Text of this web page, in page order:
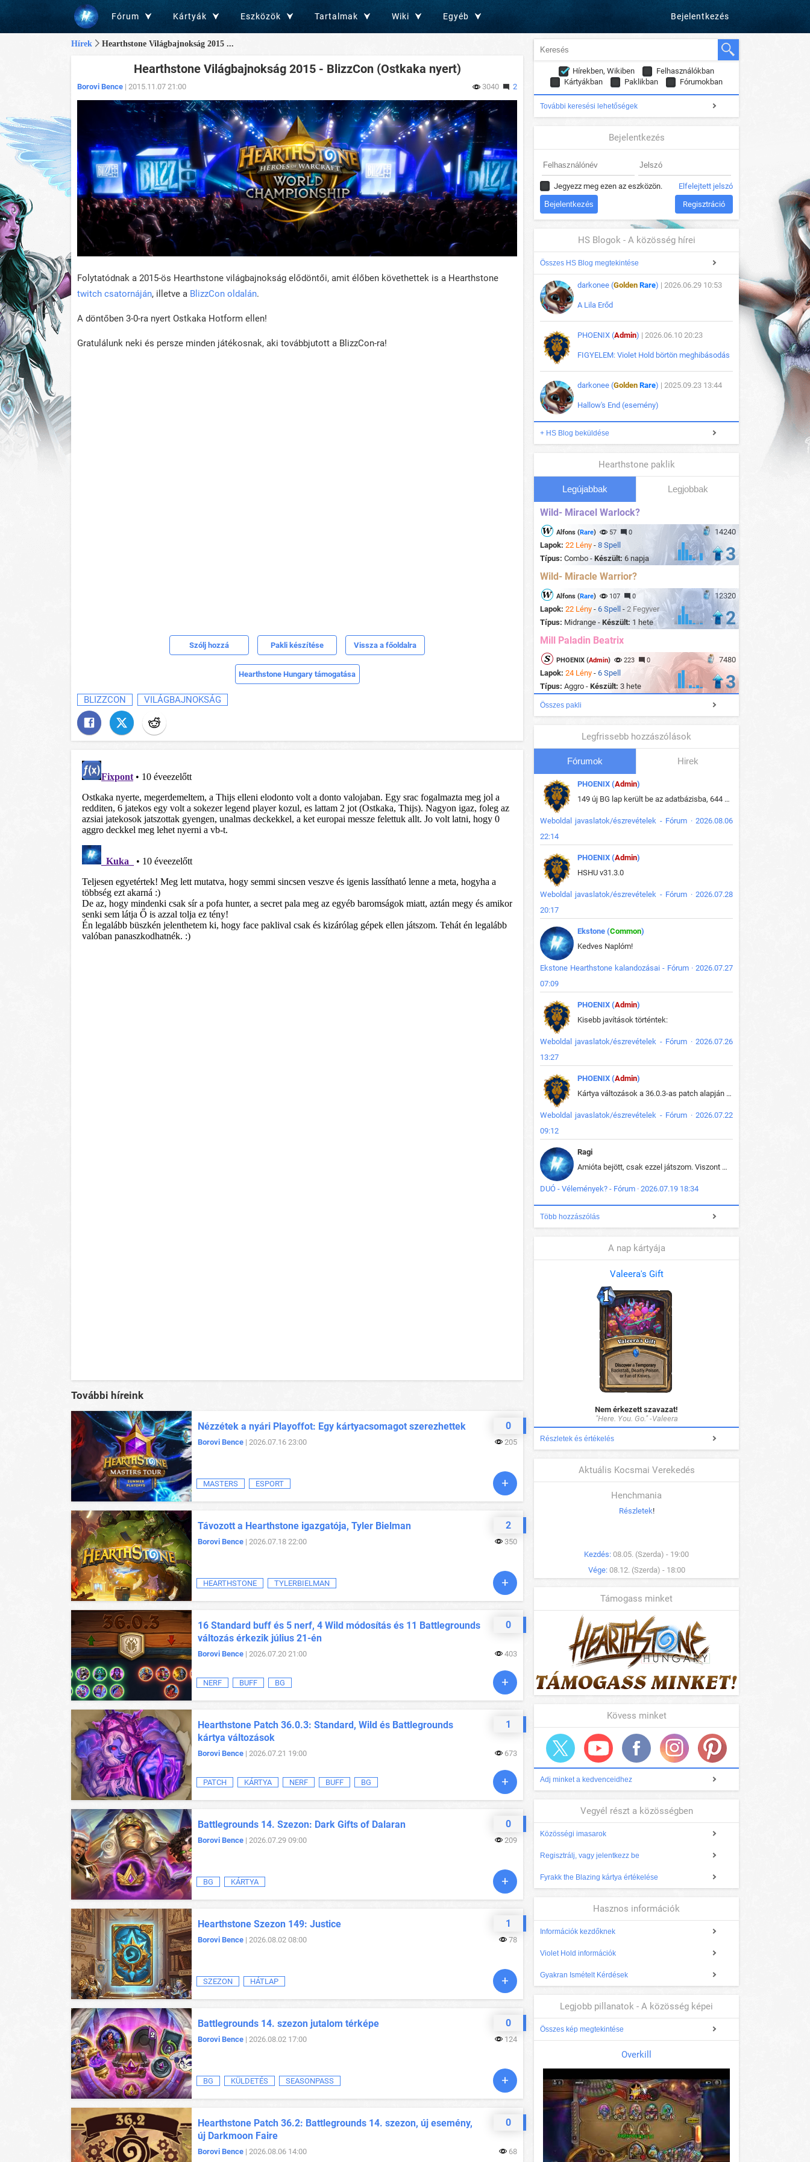
Fórum Kártyák Eszközök Tartalmak Wiki Egyéb Bejelentkezés
Hírek Hearthstone Világbajnokság 2015 ...
Hearthstone Világbajnokság 2015 - BlizzCon (Ostkaka nyert)
Borovi Bence | 2015.11.07 21:00 3040 2
Folytatódnak a 2015-ös Hearthstone világbajnokság elődöntői, amit élőben követhettek is a Hearthstone
twitch csatornáján, illetve a BlizzCon oldalán.
A döntőben 3-0-ra nyert Ostkaka Hotform ellen!
Gratulálunk neki és persze minden játékosnak, aki továbbjutott a BlizzCon-ra!
Szólj hozzá Pakli készítése Vissza a főoldalra
Hearthstone Hungary támogatása
BLIZZCON VILÁGBAJNOKSÁG
További híreink
0
Nézzétek a nyári Playoffot: Egy kártyacsomagot szerezhettek
Borovi Bence | 2026.07.16 23:00 205
MASTERS ESPORT
2
Távozott a Hearthstone igazgatója, Tyler Bielman
Borovi Bence | 2026.07.18 22:00 350
HEARTHSTONE TYLERBIELMAN
0
16 Standard buff és 5 nerf, 4 Wild módosítás és 11 Battlegrounds
változás érkezik július 21-én
Borovi Bence | 2026.07.20 21:00 403
NERF BUFF BG
1
Hearthstone Patch 36.0.3: Standard, Wild és Battlegrounds
kártya változások
Borovi Bence | 2026.07.21 19:00 673
PATCH KÁRTYA NERF BUFF BG
0
Battlegrounds 14. Szezon: Dark Gifts of Dalaran
Borovi Bence | 2026.07.29 09:00 209
BG KÁRTYA
1
Hearthstone Szezon 149: Justice
Borovi Bence | 2026.08.02 08:00 78
SZEZON HÁTLAP
0
Battlegrounds 14. szezon jutalom térképe
Borovi Bence | 2026.08.02 17:00 124
BG KÜLDETÉS SEASONPASS
0
Hearthstone Patch 36.2: Battlegrounds 14. szezon, új esemény,
új Darkmoon Faire
Borovi Bence | 2026.08.06 14:00 68
Hírekben, Wikiben
Felhasználókban
Kártyákban
Paklikban Fórumokban
További keresési lehetőségek
Bejelentkezés
Jegyezz meg ezen az eszközön. Elfelejtett jelszó
Regisztráció
HS Blogok - A közösség hírei
Összes HS Blog megtekintése
darkonee (Golden Rare) | 2026.06.29 10:53
A Lila Erőd
PHOENIX (Admin) | 2026.06.10 20:23
FIGYELEM: Violet Hold börtön meghibásodás
darkonee (Golden Rare) | 2025.09.23 13:44
Hallow's End (esemény)
+ HS Blog beküldése
Hearthstone paklik
Legújabbak Legjobbak
Wild- Miracel Warlock?
14240
Alfons (Rare) 57 0
Lapok: 22 Lény - 8 Spell
Típus: Combo - Készült: 6 napja 3
Wild- Miracle Warrior?
12320
Alfons (Rare) 107 0
Lapok: 22 Lény - 6 Spell - 2 Fegyver
Típus: Midrange - Készült: 1 hete 2
Mill Paladin Beatrix
7480
PHOENIX (Admin) 223 0
Lapok: 24 Lény - 6 Spell
Típus: Aggro - Készült: 3 hete 3
Összes pakli
Legfrissebb hozzászólások
Fórumok Hirek
PHOENIX (Admin)
149 új BG lap került be az adatbázisba, 644 db meglévő BG lap módosult, bekerültek az új képek a megváltozott lapokhoz is.
Weboldal javaslatok/észrevételek - Fórum · 2026.08.06
22:14
PHOENIX (Admin)
HSHU v31.3.0
Weboldal javaslatok/észrevételek - Fórum · 2026.07.28
20:17
Ekstone (Common)
Kedves Naplóm!
Ekstone Hearthstone kalandozásai - Fórum · 2026.07.27
07:09
PHOENIX (Admin)
Kisebb javítások történtek:
Weboldal javaslatok/észrevételek - Fórum · 2026.07.26
13:27
PHOENIX (Admin)
Kártya változások a 36.0.3-as patch alapján frissítve az adatbázisban (képek is cserélve).
Weboldal javaslatok/észrevételek - Fórum · 2026.07.22
09:12
Ragi
Amióta bejött, csak ezzel játszom. Viszont mint minden más - akár az alapjáték is, ez is baromira összetett lett. Néha már pár kör után is esélytelen az egész. Vagy irreállisan túltápol valaki, vagy lelép a partner, vagy csak hülye mint a segg. És amikor eljönne az én időm, na akkor jön el mindenki másé is. Engem jobban érdekelne, hogy ki milyen ratingen szokott játszani. Na ez lenne egy érdekes adat.
DUÓ - Vélemények? - Fórum · 2026.07.19 18:34
Több hozzászólás
A nap kártyája
Valeera's Gift
Nem érkezett szavazat!
"Here. You. Go." -Valeera
Részletek és értékelés
Aktuális Kocsmai Verekedés
Henchmania
Részletek!
Kezdés: 08.05. (Szerda) - 19:00
Vége: 08.12. (Szerda) - 18:00
Támogass minket
Kövess minket
Adj minket a kedvenceidhez
Vegyél részt a közösségben
Közösségi imasarok
Regisztrálj, vagy jelentkezz be
Fyrakk the Blazing kártya értékelése
Hasznos információk
Információk kezdőknek
Violet Hold információk
Gyakran Ismételt Kérdések
Legjobb pillanatok - A közösség képei
Összes kép megtekintése
Overkill